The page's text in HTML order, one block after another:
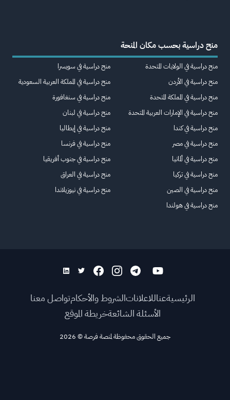
منح دراسية بحسب مكان المنحة
منح دراسية في الولايات المتحدة
منح دراسية في الأردن
منح دراسية في المملكة المتحدة
منح دراسية في الإمارات العربية المتحدة
منح دراسية في كندا
منح دراسية في مصر
منح دراسية في ألمانيا
منح دراسية في تركيا
منح دراسية في الصين
منح دراسية في هولندا
منح دراسية في سويسرا
منح دراسية في المملكة العربية السعودية
منح دراسية في سنغافورة
منح دراسية في لبنان
منح دراسية في إيطاليا
منح دراسية في فرنسا
منح دراسية في جنوب أفريقيا
منح دراسية في العراق
منح دراسية في نيوزيلاندا
الرئيسيةعناللاعلاناتالشروط والأحكامتواصل معنا
الأسئلة الشائعةخريطة الموقع
جميع الحقوق محفوظة لمنصة فرصة©
2026